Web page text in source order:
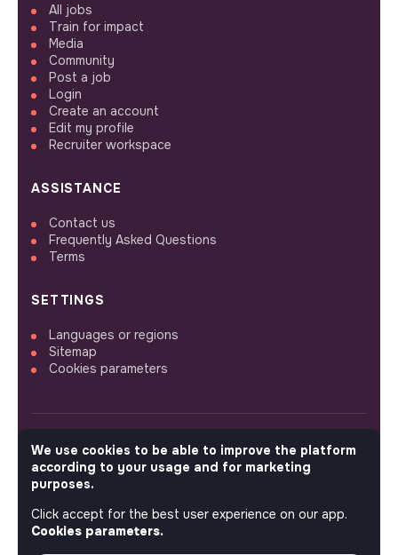
All jobs
Train for impact
Media
Community
Post a job
Login
Create an account
Edit my profile
Recruiter workspace
ASSISTANCE
Contact us
Frequently Asked Questions
Terms
SETTINGS
Languages or regions
Sitemap
Cookies parameters
FOLLOW US
© 2026 jobs that makesense.
We use cookies to be able to improve the platform
according to your usage and for marketing
purposes.
Click accept for the best user experience on our app.
Cookies parameters.